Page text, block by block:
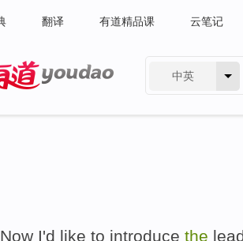
翻译 有道精品课 云笔记
中英
Now I'd like to introduce the